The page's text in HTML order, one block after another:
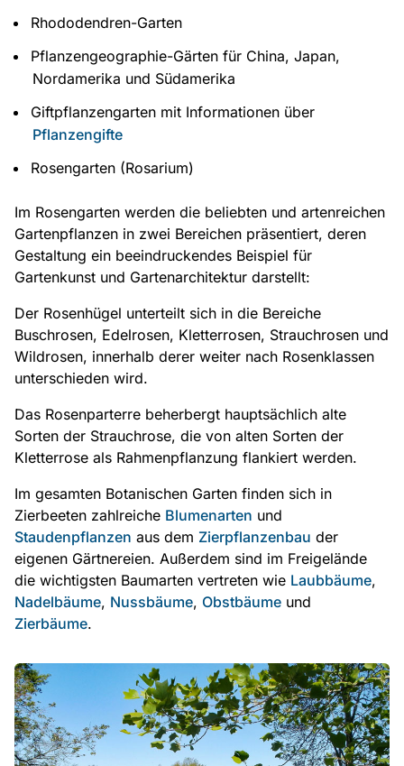
Rhododendren-Garten
Pflanzengeographie-Gärten für China, Japan,
Nordamerika und Südamerika
Giftpflanzengarten mit Informationen über
Pflanzengifte
Rosengarten (Rosarium)
Im Rosengarten werden die beliebten und artenreichen
Gartenpflanzen in zwei Bereichen präsentiert, deren
Gestaltung ein beeindruckendes Beispiel für
Gartenkunst und Gartenarchitektur darstellt:
Der Rosenhügel unterteilt sich in die Bereiche
Buschrosen, Edelrosen, Kletterrosen, Strauchrosen und
Wildrosen, innerhalb derer weiter nach Rosenklassen
unterschieden wird.
Das Rosenparterre beherbergt hauptsächlich alte
Sorten der Strauchrose, die von alten Sorten der
Kletterrose als Rahmenpflanzung flankiert werden.
Im gesamten Botanischen Garten finden sich in
Zierbeeten zahlreiche Blumenarten und
Staudenpflanzen aus dem Zierpflanzenbau der
eigenen Gärtnereien. Außerdem sind im Freigelände
die wichtigsten Baumarten vertreten wie Laubbäume,
Nadelbäume, Nussbäume, Obstbäume und
Zierbäume.